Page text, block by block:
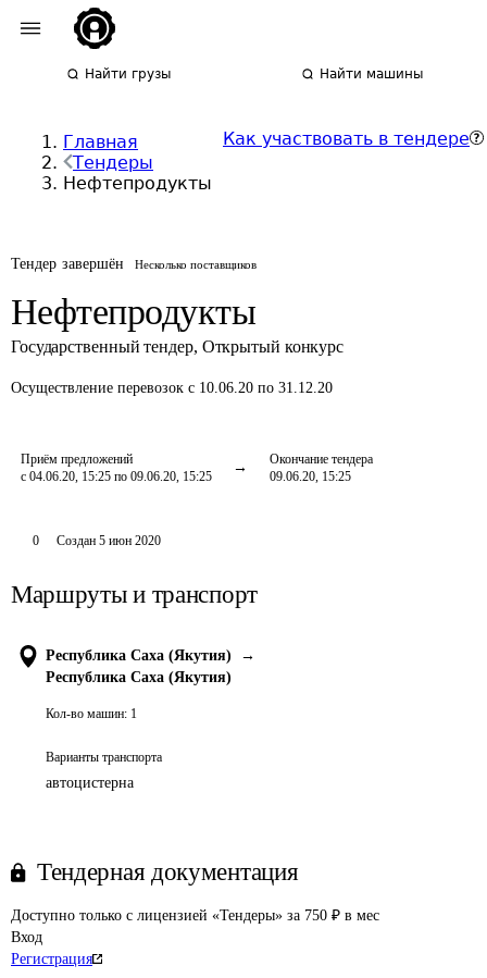
Найти грузы Найти машины
Главная
Тендеры
Нефтепродукты
Как участвовать в тендере
Тендер завершён Несколько поставщиков
Нефтепродукты
Государственный тендер, Открытый конкурс
Осуществление перевозок с 10.06.20 по 31.12.20
Приём предложений
с 04.06.20, 15:25 по 09.06.20, 15:25
Окончание тендера
09.06.20, 15:25
0 Создан 5 июн 2020
Маршруты и транспорт
Республика Саха (Якутия)
→
Республика Саха (Якутия)
Кол-во машин: 1
Варианты транспорта
автоцистерна
Тендерная документация
Доступно только с лицензией «Тендеры» за 750 ₽ в мес
Вход
Регистрация